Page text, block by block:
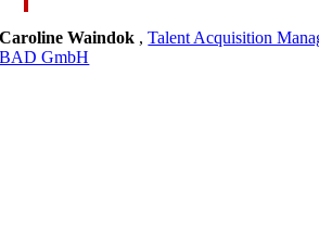
Caroline Waindok ,Talent Acquisition
BAD GmbH